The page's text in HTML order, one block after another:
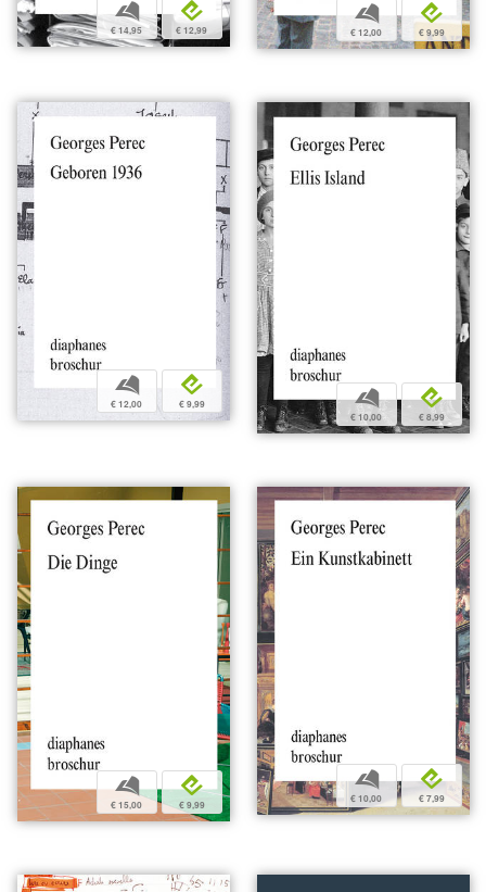
b
€ 14,95
e
€ 12,99
b
€ 12,00
e
€ 9,99
b
€ 12,00
e
€ 9,99 b
€ 10,00
e
€ 8,99
b
€ 15,00
e
€ 9,99
b
€ 10,00
e
€ 7,99